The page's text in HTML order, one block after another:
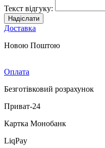
Текст відгуку:
Надіслати
Доставка
Новою Поштою
Оплата
Безготівковий розрахунок
Приват-24
Картка Монобанк
LiqPay